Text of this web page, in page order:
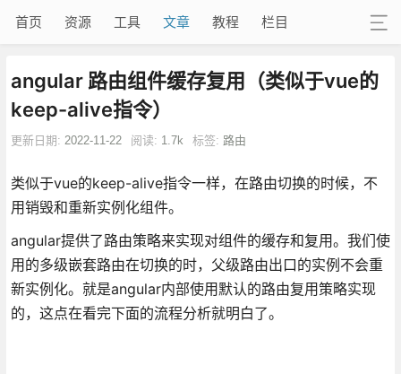
首页 资源 工具 文章 教程 栏目
angular 路由组件缓存复用（类似于vue的
keep-alive指令）
更新日期: 2022-11-22 阅读: 1.7k 标签: 路由
类似于vue的keep-alive指令一样，在路由切换的时候，不
用销毁和重新实例化组件。
angular提供了路由策略来实现对组件的缓存和复用。我们使
用的多级嵌套路由在切换的时，父级路由出口的实例不会重
新实例化。就是angular内部使用默认的路由复用策略实现
的，这点在看完下面的流程分析就明白了。